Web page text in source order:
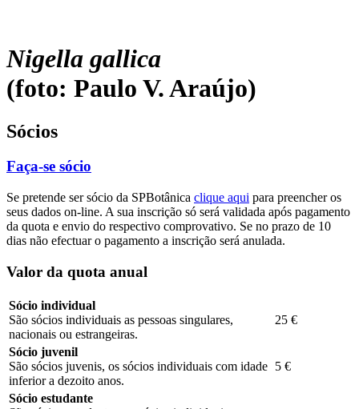
Nigella gallica
(foto: Paulo V. Araújo)
Sócios
Faça-se sócio
Se pretende ser sócio da SPBotânica clique aqui para preencher os
seus dados on-line. A sua inscrição só será validada após pagamento
da quota e envio do respectivo comprovativo. Se no prazo de 10
dias não efectuar o pagamento a inscrição será anulada.
Valor da quota anual
Sócio individual
São sócios individuais as pessoas singulares,
nacionais ou estrangeiras.
25 €
Sócio juvenil
São sócios juvenis, os sócios individuais com idade
inferior a dezoito anos.
5 €
Sócio estudante